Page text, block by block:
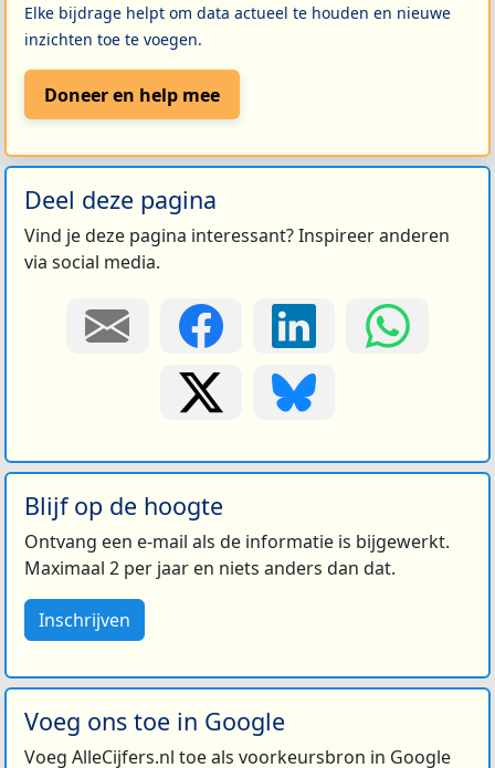
Elke bijdrage helpt om data actueel te houden en nieuwe
inzichten toe te voegen.
Doneer en help mee
Deel deze pagina
Vind je deze pagina interessant? Inspireer anderen
via social media.
Blijf op de hoogte
Ontvang een e-mail als de informatie is bijgewerkt.
Maximaal 2 per jaar en niets anders dan dat.
Inschrijven
Voeg ons toe in Google
Voeg AlleCijfers.nl toe als voorkeursbron in Google